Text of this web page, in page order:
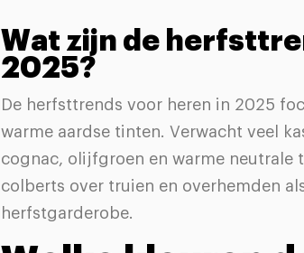
Wat zijn de
2025?
De herfsttrends voor heren in 2025
warme aardse tinten. Verwacht veel
cognac, olijfgroen en warme
colberts over truien en overhemden
herfstgarderobe.